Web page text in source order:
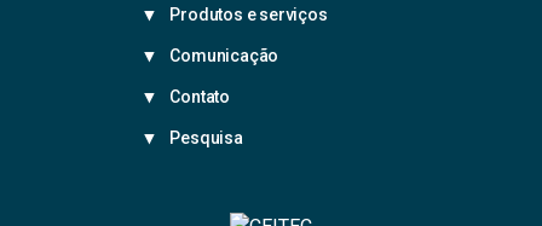
Produtos e serviços
Comunicação
Contato
Pesquisa